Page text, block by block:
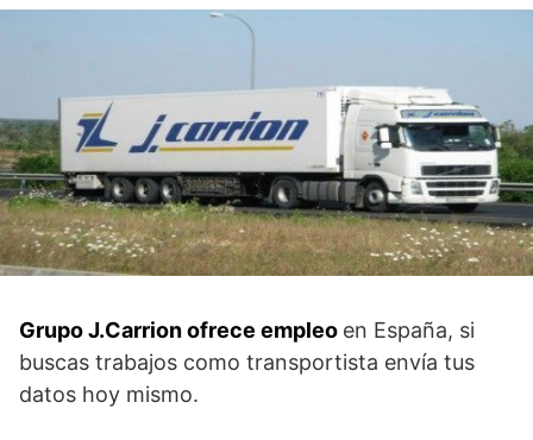
Grupo J.Carrion ofrece empleo en España, si
buscas trabajos como transportista envía tus
datos hoy mismo.